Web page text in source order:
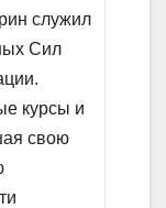
служил
Сил
курсы и
свою